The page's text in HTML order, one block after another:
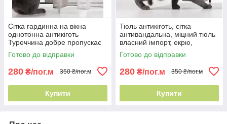
Сітка гардинна на вікна
однотонна антикіготь
Туреччина добре пропускає
повітря
Готово до відправки
280 ₴/пог.м 350 ₴/пог.м
Купити
Тюль антикіготь, сітка
антивандальна, міцний тюль
власний імпорт, екрю,
Туреччина, 290 см
Готово до відправки
280 ₴/пог.м 350 ₴/пог.м
Купити